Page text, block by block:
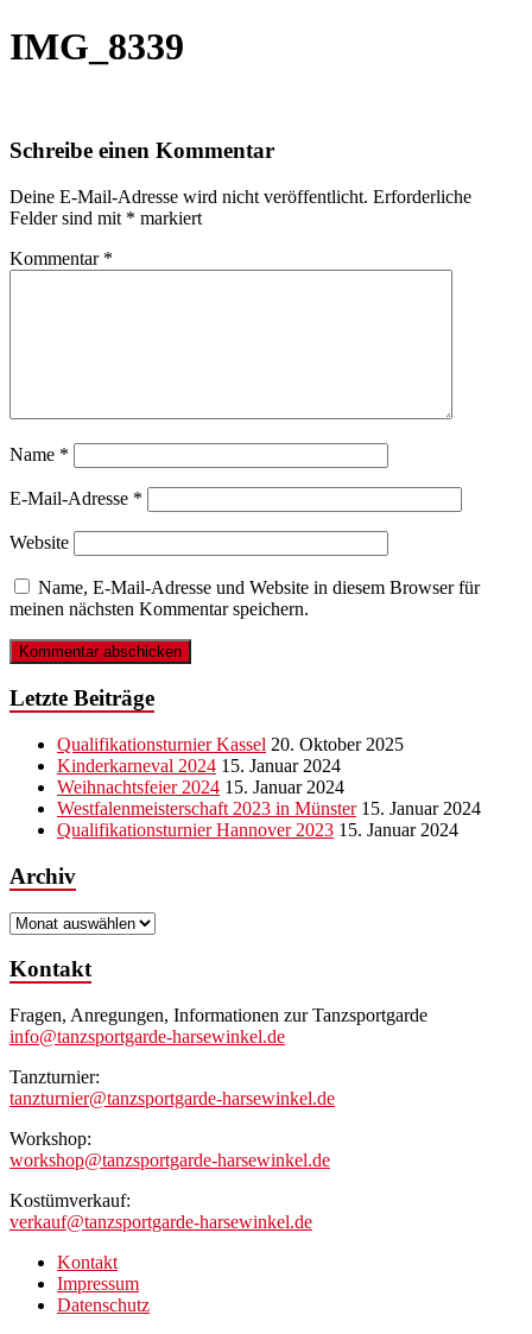
IMG_8339
Schreibe einen Kommentar
Deine E-Mail-Adresse wird nicht veröffentlicht. Erforderliche
Felder sind mit * markiert
Kommentar *
Name *
E-Mail-Adresse *
Website
Name, E-Mail-Adresse und Website in diesem Browser für
meinen nächsten Kommentar speichern.
Letzte Beiträge
Qualifikationsturnier Kassel 20. Oktober 2025
Kinderkarneval 2024 15. Januar 2024
Weihnachtsfeier 2024 15. Januar 2024
Westfalenmeisterschaft 2023 in Münster 15. Januar 2024
Qualifikationsturnier Hannover 2023 15. Januar 2024
Archiv
Archiv
Kontakt
Fragen, Anregungen, Informationen zur Tanzsportgarde
info@tanzsportgarde-harsewinkel.de
Tanzturnier:
tanzturnier@tanzsportgarde-harsewinkel.de
Workshop:
workshop@tanzsportgarde-harsewinkel.de
Kostümverkauf:
verkauf@tanzsportgarde-harsewinkel.de
Kontakt
Impressum
Datenschutz